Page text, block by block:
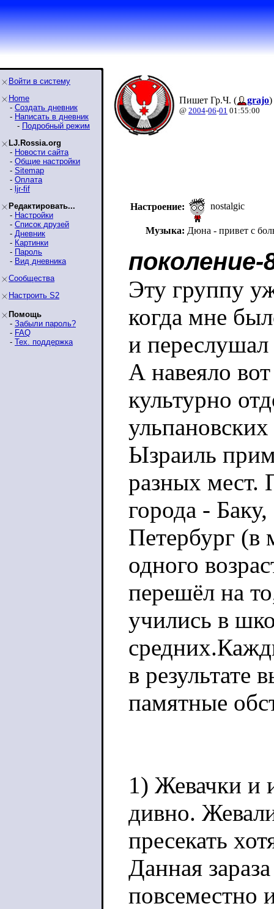
Войти в систему
Home
- Создать дневник
- Написать в дневник
- Подробный режим
LJ.Rossia.org
- Новости сайта
- Общие настройки
- Sitemap
- Оплата
- ljr-fif
Редактировать...
- Настройки
- Список друзей
- Дневник
- Картинки
- Пароль
- Вид дневника
Сообщества
Настроить S2
Помощь
- Забыли пароль?
- FAQ
- Тех. поддержка
Пишет Гр.Ч. ( grajo)
@ 2004-06-01 01:55:00
Настроение: nostalgic
Музыка: Дюна - привет с
поколение-
Эту группу
когда мне
и переслушал
А навеяло
культурно
Ызраиль
разных мест.
города -
Петербург (в
одного
перешёл на
учились в
в результате
памятные
1) Жевачки и
дивно.
пресекать
Данная
повсеместно